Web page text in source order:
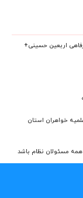
و رفاهی اربعین حسینی+
خواهران استان
مسئولان نظام باشد